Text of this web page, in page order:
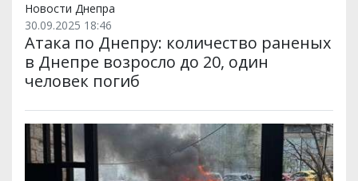
Новости Днепра
30.09.2025 18:46
Атака по Днепру: количество раненых
в Днепре возросло до 20, один
человек погиб